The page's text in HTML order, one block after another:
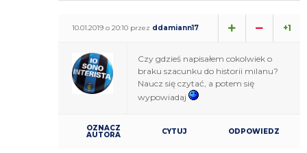
10.01.2019 o 20:10 przez ddamiann17 +1
Czy gdzieś napisałem cokolwiek o
braku szacunku do historii milanu?
Naucz się czytać, a potem się
wypowiadaj
OZNACZ
AUTORA CYTUJ ODPOWIEDZ